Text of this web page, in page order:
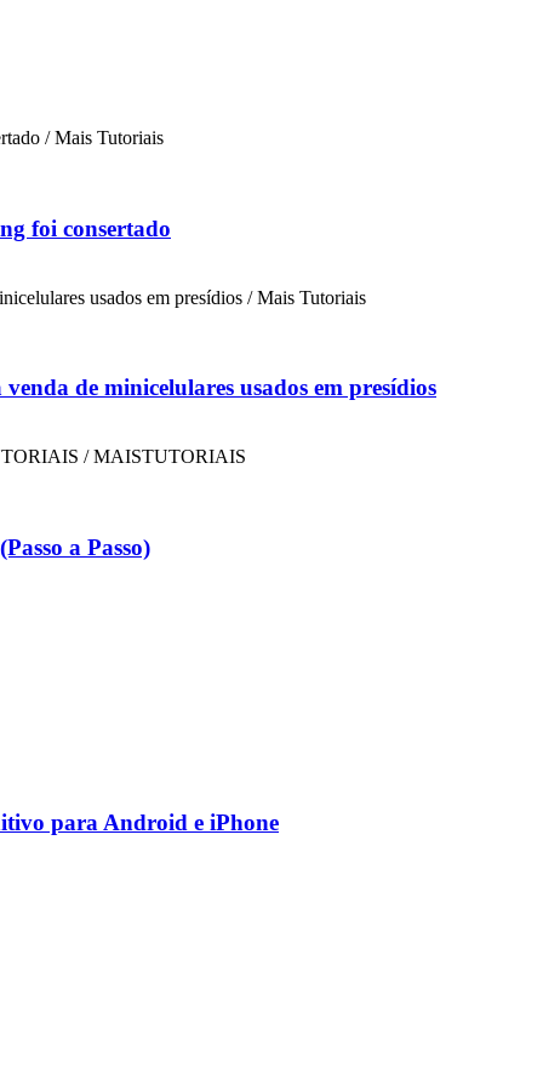
foi consertado
de minicelulares usados em presídios
a Passo)
para Android e iPhone